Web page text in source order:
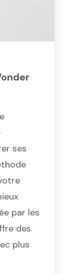
ses
par les
des
plus